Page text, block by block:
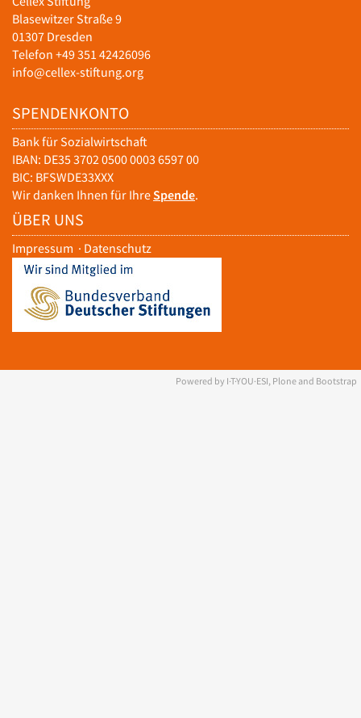
Blasewitzer Straße 9
01307 Dresden
Telefon +49 351 42426096
info@cellex-stiftung.org
SPENDENKONTO
Bank für Sozialwirtschaft
IBAN: DE35 3702 0500 0003 6597 00
BIC: BFSWDE33XXX
Wir danken Ihnen für IhreSpende.
ÜBER UNS
Impressum · Datenschutz
Powered by I·T·YOU·ESI, Plone and Bootstrap